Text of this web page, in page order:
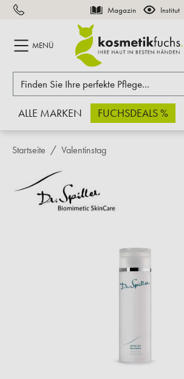
springen Magazin Institut
MENÜ
ALLE MARKEN FUCHSDEALS %
Startseite Valentinstag